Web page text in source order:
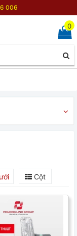
006
0
Cột